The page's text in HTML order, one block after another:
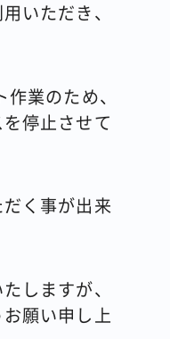
いただき、
業のため、
停止させて
く事が出来
しますが、
願い申し上